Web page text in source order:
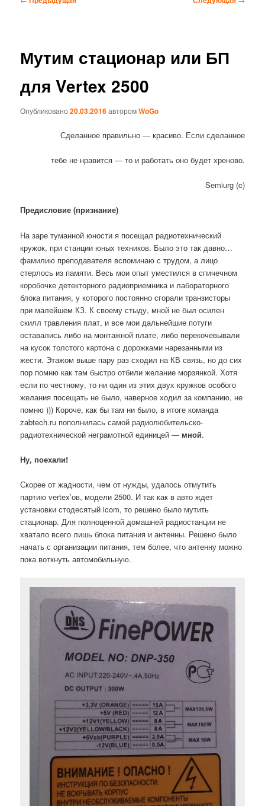
Мутим стационар или БП
для Vertex 2500
Опубликовано20.03.2016авторомWoGo
Сделанное правильно — красиво. Если сделанное
тебе не нравится — то и работать оно будет хреново.
Semiurg (c)
Предисловие (признание)
На заре туманной юности я посещал радиотехнический
кружок, при станции юных техников. Было это так давно…
фамилию преподавателя вспоминаю с трудом, а лицо
стерлось из памяти. Весь мои опыт уместился в спичечном
коробочке детекторного радиоприемника и лабораторного
блока питания, у которого постоянно сгорали транзисторы
при малейшем КЗ. К своему стыду, мной не был осилен
скилл травления плат, и все мои дальнейшие потуги
оставались либо на монтажной плате, либо перекочевывали
на кусок толстого картона с дорожками нарезанными из
жести. Этажом выше пару раз сходил на КВ связь, но до сих
пор помню как там быстро отбили желание морзянкой. Хотя
если по честному, то ни один из этих двух кружков особого
желания посещать не было, наверное ходил за компанию, не
помню ))) Короче, как бы там ни было, в итоге команда
zabtech.ru пополнилась самой радиолюбительско-
радиотехнической неграмотной единицей — мной.
Ну, поехали!
Скорее от жадности, чем от нужды, удалось отмутить
партию vertex’ов, модели 2500. И так как в авто ждет
установки стодесятый icom, то решено было мутить
стационар. Для полноценной домашней радиостанции не
хватало всего лишь блока питания и антенны. Решено было
начать с организации питания, тем более, что антенну можно
пока воткнуть автомобильную.